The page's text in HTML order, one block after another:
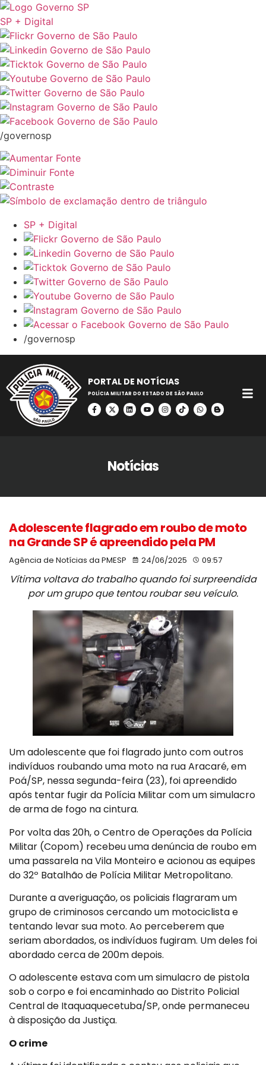
SP + Digital
/governosp
SP + Digital
/governosp
PORTAL DE NOTÍCIAS
POLÍCIA MILITAR DO ESTADO DE SÃO PAULO
Notícias
Adolescente flagrado em roubo de moto
na Grande SP é apreendido pela PM
Agência de Notícias da PMESP 24/06/2025 09:57
Vítima voltava do trabalho quando foi surpreendida
por um grupo que tentou roubar seu veículo.
Um adolescente que foi flagrado junto com outros
indivíduos roubando uma moto na rua Aracaré, em
Poá/SP, nessa segunda-feira (23), foi apreendido
após tentar fugir da Polícia Militar com um simulacro
de arma de fogo na cintura.
Por volta das 20h, o Centro de Operações da Polícia
Militar (Copom) recebeu uma denúncia de roubo em
uma passarela na Vila Monteiro e acionou as equipes
do 32º Batalhão de Polícia Militar Metropolitano.
Durante a averiguação, os policiais flagraram um
grupo de criminosos cercando um motociclista e
tentando levar sua moto. Ao perceberem que
seriam abordados, os indivíduos fugiram. Um deles foi
abordado cerca de 200m depois.
O adolescente estava com um simulacro de pistola
sob o corpo e foi encaminhado ao Distrito Policial
Central de Itaquaquecetuba/SP, onde permaneceu
à disposição da Justiça.
O crime